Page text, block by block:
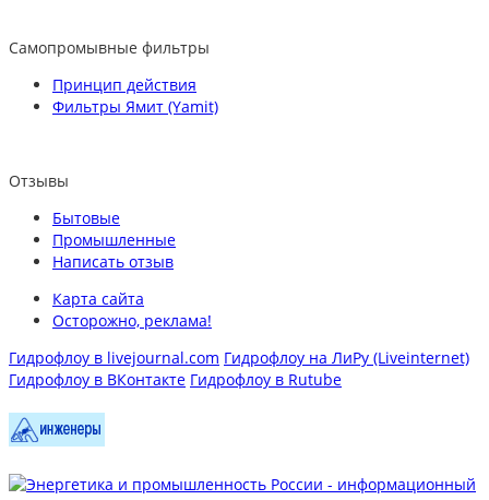
Самопромывные фильтры
Принцип действия
Фильтры Ямит (Yamit)
Отзывы
Бытовые
Промышленные
Написать отзыв
Карта сайта
Осторожно, реклама!
Гидрофлоу в livejournal.com Гидрофлоу на ЛиРу (Liveinternet)
Гидрофлоу в ВКонтакте Гидрофлоу в Rutube